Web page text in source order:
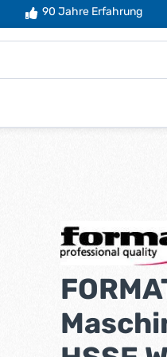
90 Jahre Erfahrung